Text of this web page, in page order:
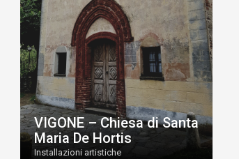
VIGONE – Chiesa di Santa
Maria De Hortis
Installazioni artistiche